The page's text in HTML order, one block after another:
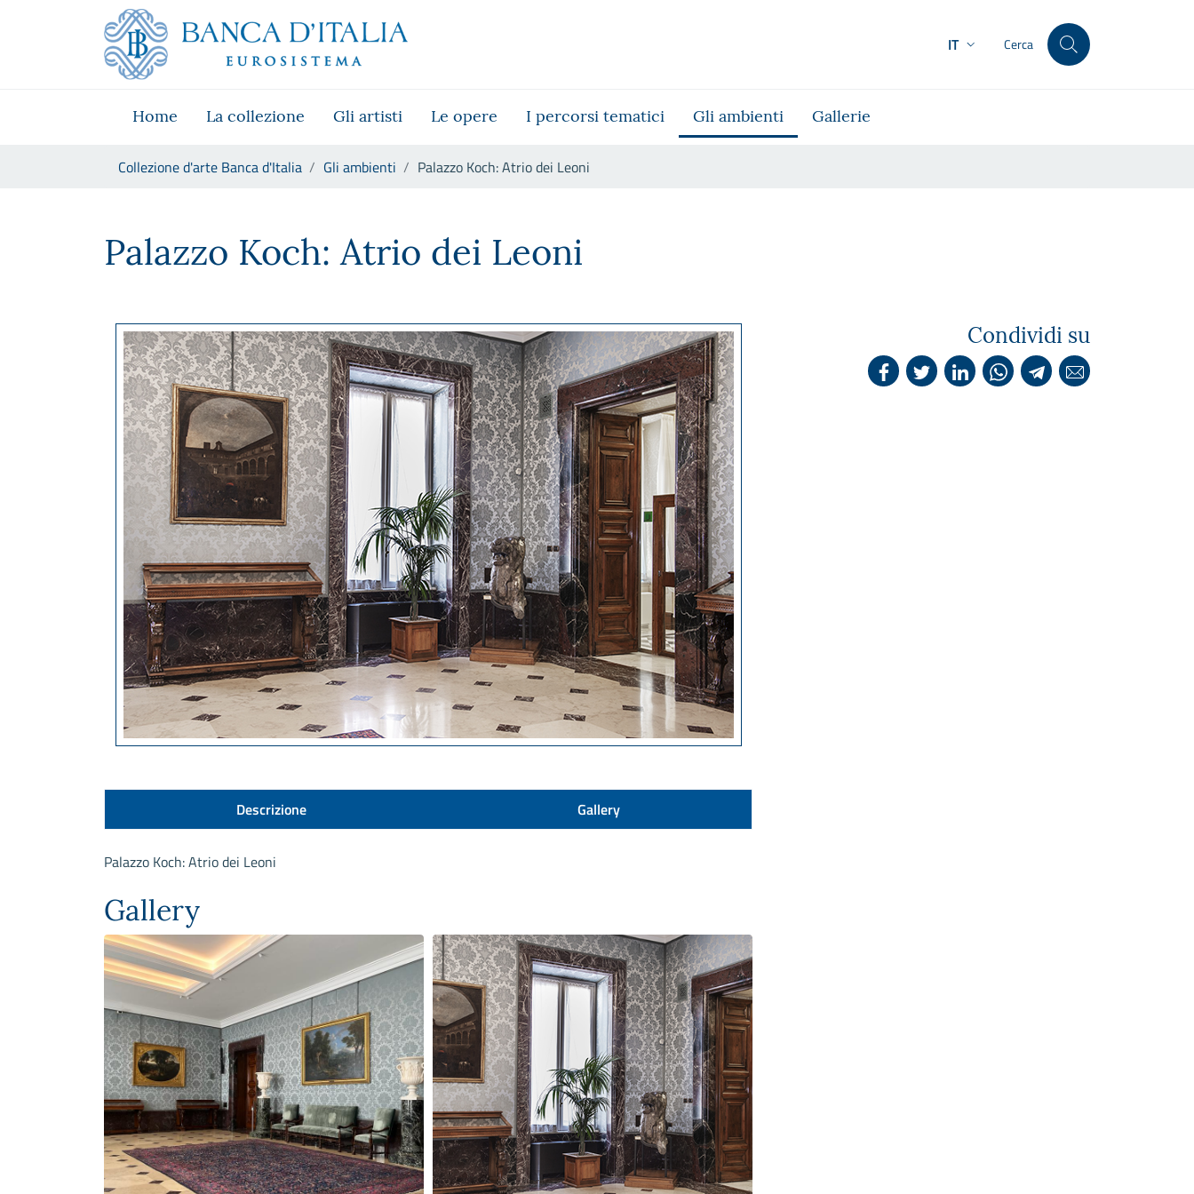
Skip to Main Content
Vai al sito istituzionale
Vai al menu di navigazione
Vai alla ricerca
Vai ai contenuti
IT Cerca
Home La collezione Gli artisti Le opere I percorsi tematici Gli ambienti Gallerie
Collezione d'arte Banca d'Italia Gli ambienti Palazzo Koch: Atrio dei Leoni
Palazzo Koch: Atrio dei Leoni
Descrizione Gallery
Palazzo Koch: Atrio dei Leoni
Gallery
Condividi su